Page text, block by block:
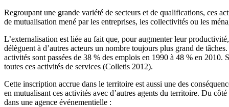
Regroupant une grande variété de secteurs et de qualifications, ces
de mutualisation mené par les entreprises, les collectivités ou les
L’externalisation est liée au fait que, pour augmenter leur
délèguent à d’autres acteurs un nombre toujours plus grand de
activités sont passées de 38 % des emplois en 1990 à 48 % en
toutes ces activités de services (Colletis 2012).
Cette inscription accrue dans le territoire est aussi une des
en mutualisant ces activités avec d’autres agents du territoire. Du
dans une agence événementielle :